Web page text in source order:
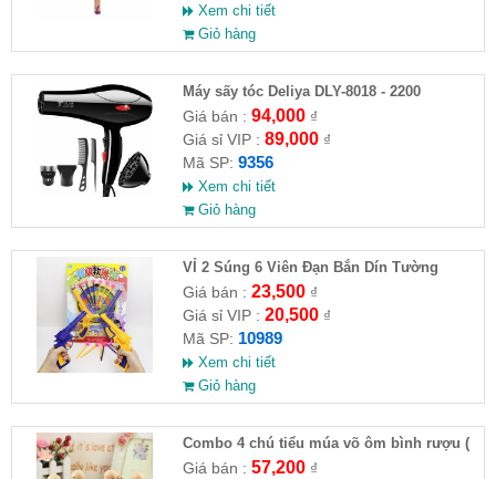
Xem chi tiết
Giỏ hàng
Máy sấy tóc Deliya DLY-8018 - 2200
Giá bán : 94,000₫
Giá sỉ VIP : 89,000₫
Mã SP: 9356
Xem chi tiết
Giỏ hàng
VỈ 2 Súng 6 Viên Đạn Bắn Dín Tường
Giá bán : 23,500₫
Giá sỉ VIP : 20,500₫
Mã SP: 10989
Xem chi tiết
Giỏ hàng
Combo 4 chú tiểu múa võ ôm bình rượu (
HĐ )
Giá bán : 57,200₫